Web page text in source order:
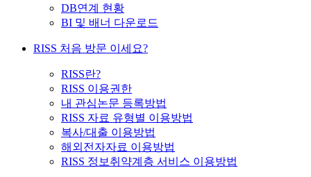
DB연계 현황
BI 및 배너 다운로드
RISS 처음 방문 이세요?
RISS란?
RISS 이용권한
내 관심논문 등록방법
RISS 자료 유형별 이용방법
복사/대출 이용방법
해외전자자료 이용방법
RISS 정보취약계층 서비스 이용방법